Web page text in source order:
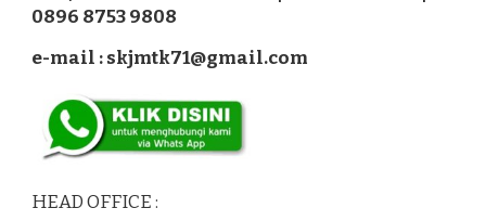
0896 8753 9808
e-mail : skjmtk71@gmail.com
HEAD OFFICE :